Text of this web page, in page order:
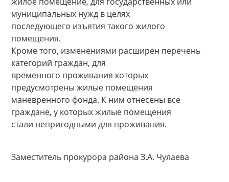
муниципальных нужд в целях
последующего изъятия такого жилого
помещения.
Кроме того, изменениями расширен перечень
категорий граждан, для
временного проживания которых
предусмотрены жилые помещения
маневренного фонда. К ним отнесены все
граждане, у которых жилые помещения
стали непригодными для проживания.
Заместитель прокурора района З.А. Чулаева